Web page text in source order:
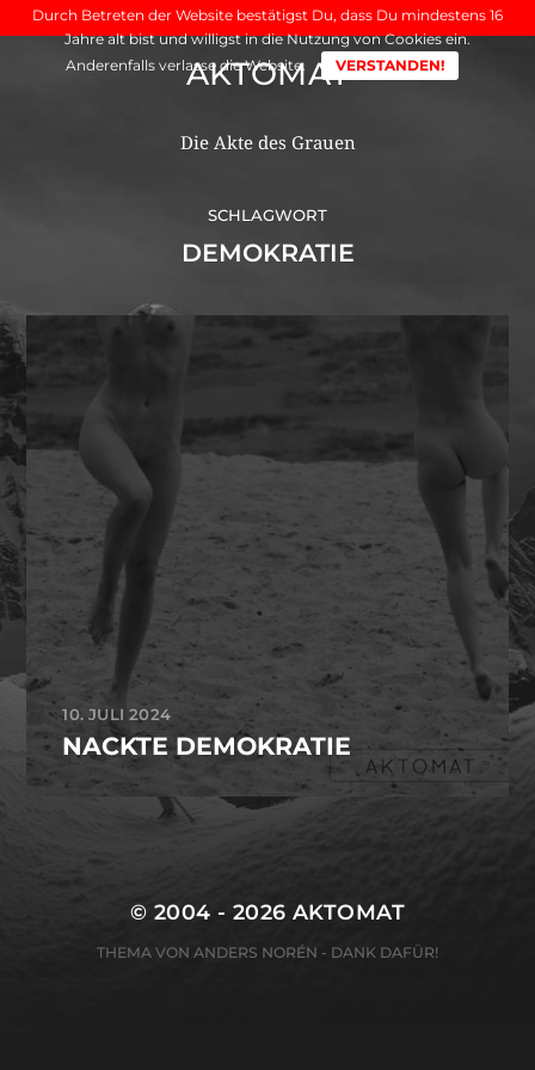
AKTOMAT
Die Akte des Grauen
SCHLAGWORT
DEMOKRATIE
10. JULI 2024
NACKTE DEMOKRATIE
© 2004 - 2026AKTOMAT
THEMA VON ANDERS NORÉN - DANK DAFÜR!
Durch Betreten der Website bestätigst Du, dass Du mindestens 16
Jahre alt bist und willigst in die Nutzung von Cookies ein.
Anderenfalls verlasse die Website.
VERSTANDEN!